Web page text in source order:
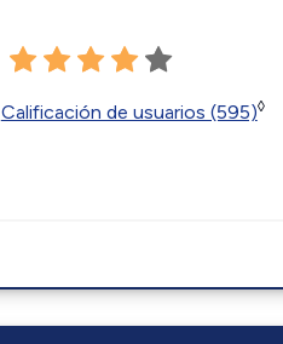
Calificación de usuarios (595)◊